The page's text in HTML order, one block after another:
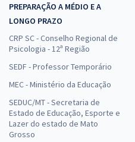
PREPARAÇÃO A MÉDIO E A
LONGO PRAZO
CRP SC - Conselho Regional de
Psicologia - 12ª Região
SEDF - Professor Temporário
MEC - Ministério da Educação
SEDUC/MT - Secretaria de
Estado de Educação, Esporte e
Lazer do estado de Mato
Grosso